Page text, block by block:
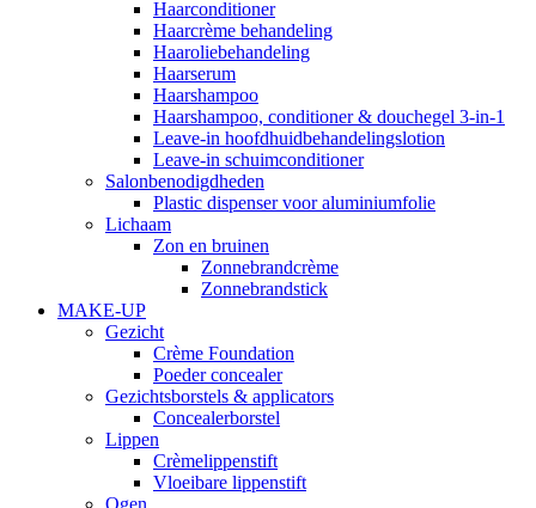
Haarconditioner
Haarcrème behandeling
Haaroliebehandeling
Haarserum
Haarshampoo
Haarshampoo, conditioner & douchegel 3-in-1
Leave-in hoofdhuidbehandelingslotion
Leave-in schuimconditioner
Salonbenodigdheden
Plastic dispenser voor aluminiumfolie
Lichaam
Zon en bruinen
Zonnebrandcrème
Zonnebrandstick
MAKE-UP
Gezicht
Crème Foundation
Poeder concealer
Gezichtsborstels & applicators
Concealerborstel
Lippen
Crèmelippenstift
Vloeibare lippenstift